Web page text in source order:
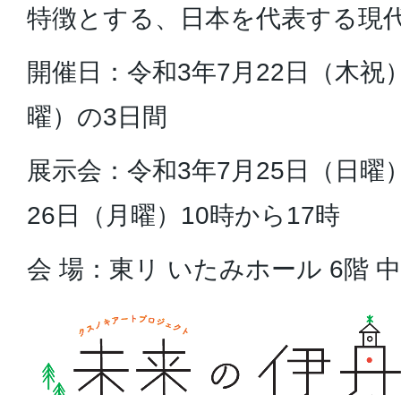
特徴とする、日本を代表する現
開催日：令和3年7月22日（木祝
曜）の3日間
展示会：令和3年7月25日（日曜
26日（月曜）10時から17時
会 場：東リ いたみホール 6階